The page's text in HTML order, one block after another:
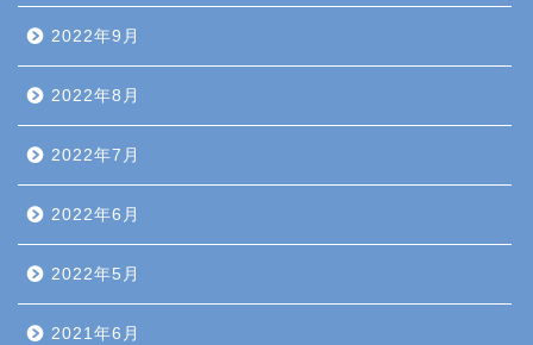
2022年9月
2022年8月
2022年7月
2022年6月
2022年5月
2021年6月